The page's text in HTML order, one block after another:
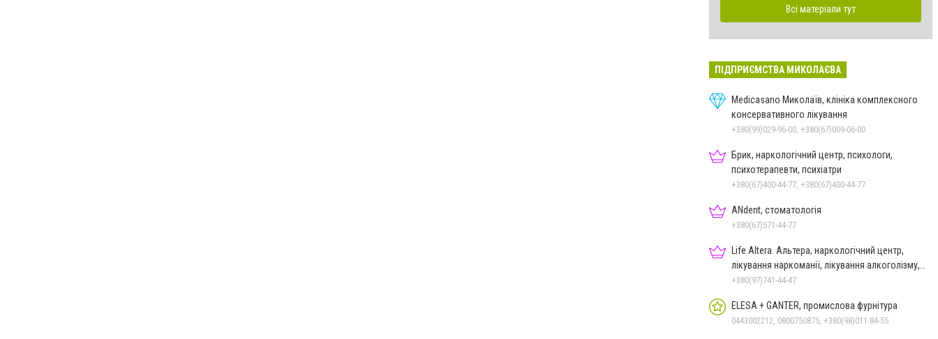
Всі матеріали тут
ПІДПРИЄМСТВА МИКОЛАЄВА
Medicasano Миколаїв, клініка комплексного
консервативного лікування
+380(99)029-96-00, +380(67)009-06-00
Брик, наркологічний центр, психологи,
психотерапевти, психіатри
+380(67)400-44-77, +380(67)400-44-77
ANdent, стоматологія
+380(67)571-44-77
Life Altera. Альтера, наркологічний центр,
лікування наркоманії, лікування алкоголізму,
зняття ломки
+380(97)741-44-47
ELESA + GANTER, промислова фурнітура
0443002212, 0800750875, +380(98)011-84-55